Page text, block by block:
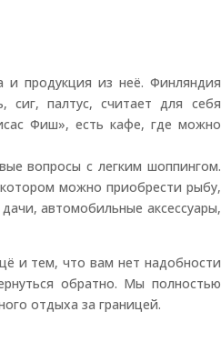
продукция из неё. Финляндия
палтус, считает для себя
Фиш», есть кафе, где можно
вопросы с легким шоппингом.
можно приобрести рыбу,
автомобильные аксессуары,
тем, что вам нет надобности
обратно. Мы полностью
отдыха за границей.